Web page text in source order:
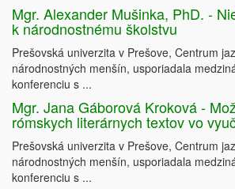
Mgr. Alexander Mušinka, PhD. -
k národnostnému školstvu
Prešovská univerzita v Prešove, Centrum
národnostných menšín, usporiadala
konferenciu s ...
Mgr. Jana Gáborová Kroková -
rómskych literárnych textov vo
Prešovská univerzita v Prešove, Centrum
národnostných menšín, usporiadala
konferenciu s ...